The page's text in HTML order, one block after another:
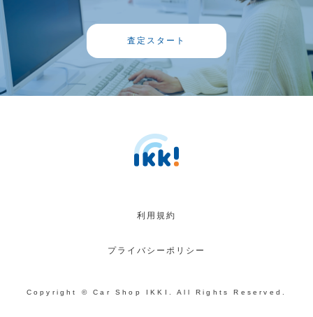
査定スタート
利用規約
プライバシーポリシー
Copyright © Car Shop IKKI. All Rights Reserved.